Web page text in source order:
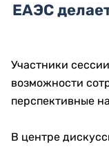
ЕАЭС
Участники
возможности
перспективные
В центре